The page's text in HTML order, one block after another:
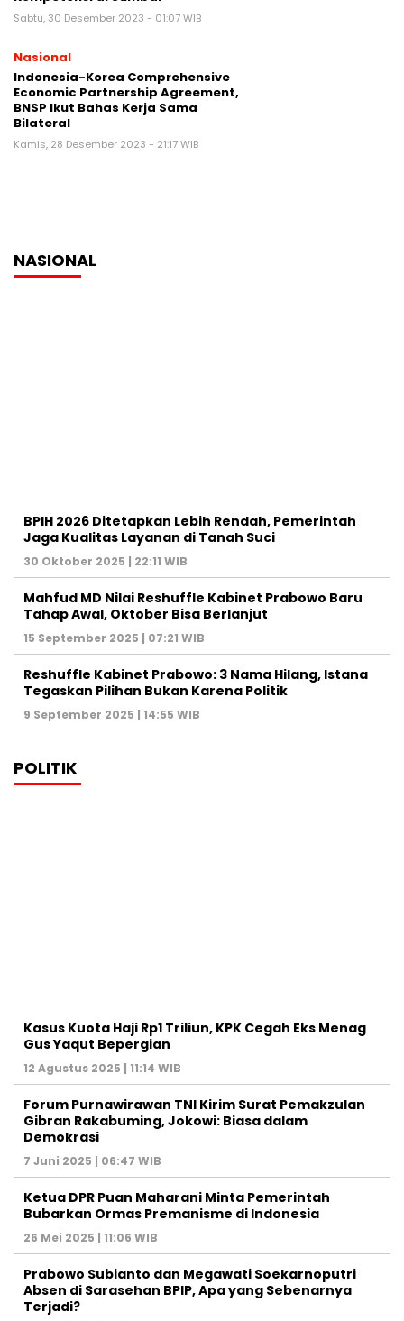
Sabtu, 30 Desember 2023 - 01:07 WIB
Nasional
Indonesia-Korea Comprehensive
Economic Partnership Agreement,
BNSP Ikut Bahas Kerja Sama
Bilateral
Kamis, 28 Desember 2023 - 21:17 WIB
NASIONAL
BPIH 2026 Ditetapkan Lebih Rendah, Pemerintah
Jaga Kualitas Layanan di Tanah Suci
30 Oktober 2025 | 22:11 WIB
Mahfud MD Nilai Reshuffle Kabinet Prabowo Baru
Tahap Awal, Oktober Bisa Berlanjut
15 September 2025 | 07:21 WIB
Reshuffle Kabinet Prabowo: 3 Nama Hilang, Istana
Tegaskan Pilihan Bukan Karena Politik
9 September 2025 | 14:55 WIB
POLITIK
Kasus Kuota Haji Rp1 Triliun, KPK Cegah Eks Menag
Gus Yaqut Bepergian
12 Agustus 2025 | 11:14 WIB
Forum Purnawirawan TNI Kirim Surat Pemakzulan
Gibran Rakabuming, Jokowi: Biasa dalam
Demokrasi
7 Juni 2025 | 06:47 WIB
Ketua DPR Puan Maharani Minta Pemerintah
Bubarkan Ormas Premanisme di Indonesia
26 Mei 2025 | 11:06 WIB
Prabowo Subianto dan Megawati Soekarnoputri
Absen di Sarasehan BPIP, Apa yang Sebenarnya
Terjadi?